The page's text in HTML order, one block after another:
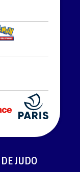
JUDO